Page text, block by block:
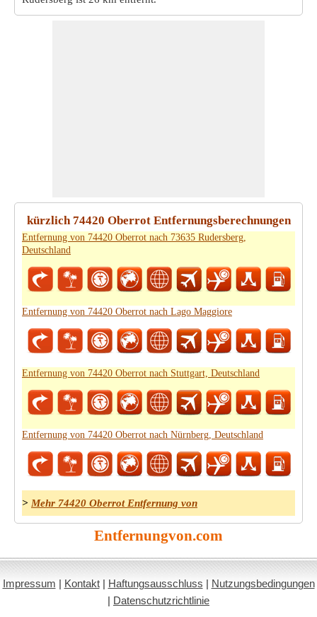
kürzlich 74420 Oberrot Entfernungsberechnungen
Entfernung von 74420 Oberrot nach 73635 Rudersberg,
Deutschland
Entfernung von 74420 Oberrot nach Lago Maggiore
Entfernung von 74420 Oberrot nach Stuttgart, Deutschland
Entfernung von 74420 Oberrot nach Nürnberg, Deutschland
> Mehr 74420 Oberrot Entfernung von
Entfernungvon.com
Impressum | Kontakt| Haftungsausschluss | Nutzungsbedingungen
| Datenschutzrichtlinie